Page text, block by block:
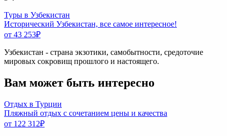
Туры в Узбекистан
Исторический Узбекистан, все самое интересное!
от 43 253₽
Узбекистан - страна экзотики, самобытности, средоточие
мировых сокровищ прошлого и настоящего.
Вам может быть интересно
Отдых в Турции
Пляжный отдых с сочетанием цены и качества
от 122 312₽